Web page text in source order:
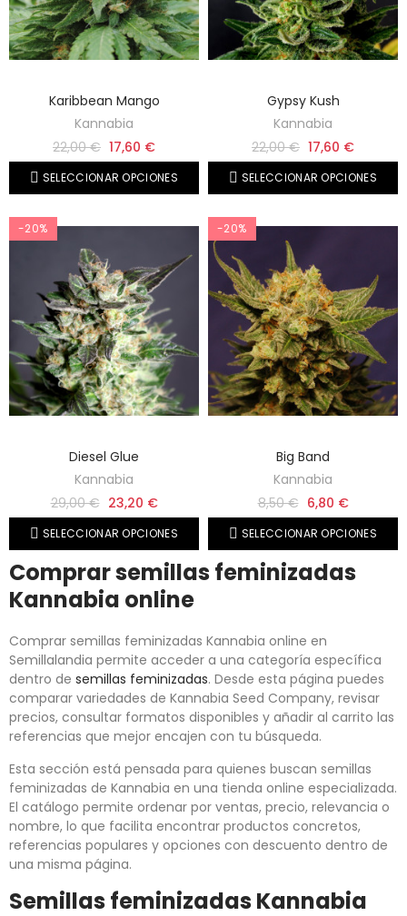
Karibbean Mango
Kannabia
22,00 € 17,60 €
SELECCIONAR OPCIONES
Gypsy Kush
Kannabia
22,00 € 17,60 €
SELECCIONAR OPCIONES
-20%
Diesel Glue
Kannabia
29,00 € 23,20 €
SELECCIONAR OPCIONES
-20%
Big Band
Kannabia
8,50 € 6,80 €
SELECCIONAR OPCIONES
Comprar semillas feminizadas
Kannabia online
Comprar semillas feminizadas Kannabia online en
Semillalandia permite acceder a una categoría específica
dentro de semillas feminizadas. Desde esta página puedes
comparar variedades de Kannabia Seed Company, revisar
precios, consultar formatos disponibles y añadir al carrito las
referencias que mejor encajen con tu búsqueda.
Esta sección está pensada para quienes buscan semillas
feminizadas de Kannabia en una tienda online especializada.
El catálogo permite ordenar por ventas, precio, relevancia o
nombre, lo que facilita encontrar productos concretos,
referencias populares y opciones con descuento dentro de
una misma página.
Semillas feminizadas Kannabia